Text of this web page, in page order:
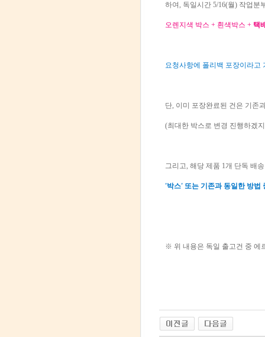
하여, 독일시간 5/16(월) 작업분
오렌지색 박스 + 흰색박스 + 택
요청사항에 폴리백 포장이라
단, 이미 포장완료된 건은 기존
(최대한 박스로 변경 진행하겠
그리고, 해당 제품 1개 단독 배
'박스' 또는 기존과 동일한 방법
※ 위 내용은 독일 출고건 중 에